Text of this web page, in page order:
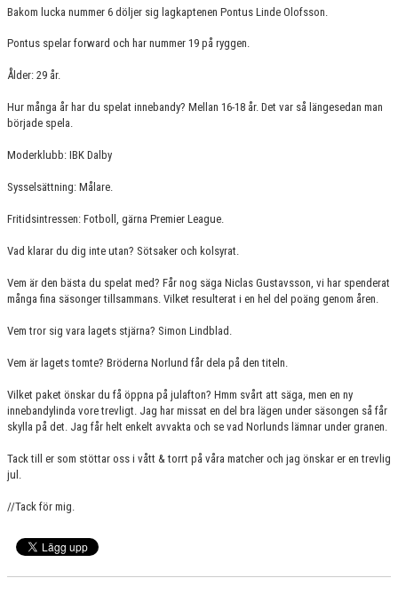
KONTAKT
MATCHER
SKÅNEMÄSTERSKAPEN 21/22
Bakom lucka nummer 6 döljer sig lagkaptenen Pontus Linde Olofsson.
Pontus spelar forward och har nummer 19 på ryggen.
Ålder: 29 år.
Hur många år har du spelat innebandy? Mellan 16-18 år. Det var så längesedan man
började spela.
Moderklubb: IBK Dalby
Sysselsättning: Målare.
Fritidsintressen: Fotboll, gärna Premier League.
Vad klarar du dig inte utan? Sötsaker och kolsyrat.
Vem är den bästa du spelat med? Får nog säga Niclas Gustavsson, vi har spenderat
många fina säsonger tillsammans. Vilket resulterat i en hel del poäng genom åren.
Vem tror sig vara lagets stjärna? Simon Lindblad.
Vem är lagets tomte? Bröderna Norlund får dela på den titeln.
Vilket paket önskar du få öppna på julafton? Hmm svårt att säga, men en ny
innebandylinda vore trevligt. Jag har missat en del bra lägen under säsongen så får
skylla på det. Jag får helt enkelt avvakta och se vad Norlunds lämnar under granen.
Tack till er som stöttar oss i vått & torrt på våra matcher och jag önskar er en trevlig
jul.
//Tack för mig.